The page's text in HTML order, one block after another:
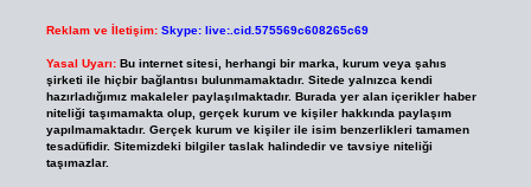
Reklam ve İletişim: Skype: live:.cid.575569c608265c69
Yasal Uyarı: Bu internet sitesi, herhangi bir marka, kurum veya şahıs
şirketi ile hiçbir bağlantısı bulunmamaktadır. Sitede yalnızca kendi
hazırladığımız makaleler paylaşılmaktadır. Burada yer alan içerikler haber
niteliği taşımamakta olup, gerçek kurum ve kişiler hakkında paylaşım
yapılmamaktadır. Gerçek kurum ve kişiler ile isim benzerlikleri tamamen
tesadüfidir. Sitemizdeki bilgiler taslak halindedir ve tavsiye niteliği
taşımazlar.